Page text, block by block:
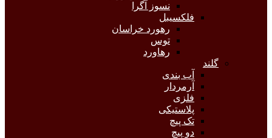
نسوز آگرا
فلکسیبل
رهورد خراسان
توس
رهاورد
گلند
آب بندی
آرمردار
فلزی
پلاستیکی
تک پیچ
دو پیچ